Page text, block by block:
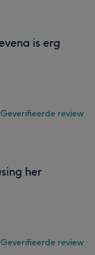
is erg
Geverifieerde review
her
Geverifieerde review